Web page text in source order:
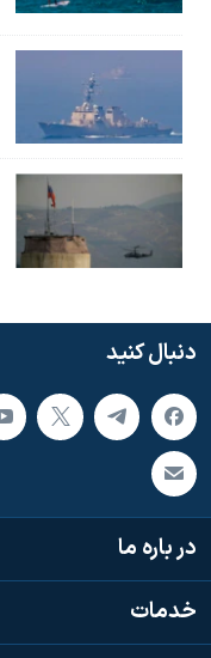
دنبال کنید
در باره ما
خدمات